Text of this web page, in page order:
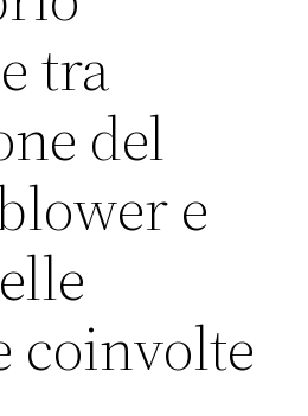
tra
del
e
coinvolte